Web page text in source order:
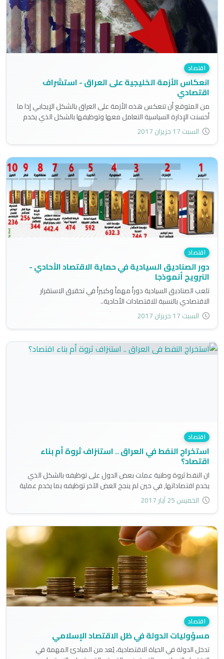
اقتصاد
انعكاس الأزمة الخليجية على العراق - استشراف
اقتصادي
من المتوقع أن تنعكس هذه الأزمة على العراق بالشكل الإيجابي إذا ما
أحسنت الإدارة السياسية التعامل معها وتوظيفها بالشكل الذي يخدم
ويجعل مصلحة البلد فوق كل الاعتبارات الدينية والقومية وغيرها..
السبت 17 حزيران 2017
اقتصاد
دور الصناديق السيادية في حماية الاقتصاد الأحادي -
النرويج أنموذجا
تلعب الصناديق السيادية دوراً مهماً وكبيراً في تحقيق الاستقرار
الاقتصادي بالنسبة للاقتصادات الأحادية..
السبت 17 حزيران 2017
اقتصاد
استخراج النفط في العراق .. استنزاف ثروة أم بناء
اقتصاد؟
ان النفط ثروة وطنية عملت بعض الدول على توظيفه بالشكل الذي
يخدم اقتصاداتها, في حين لم ينجح العض الآخر توظيفه بما يخدم عملية
البناء الاقتصادي..
الخميس 25 آيار 2017
اقتصاد
مسؤوليات الدولة في ظل الاقتصاد الإسلامي
تدخل الدولة في الحياة الاقتصادية، يُعد من المبادئ المهمة في